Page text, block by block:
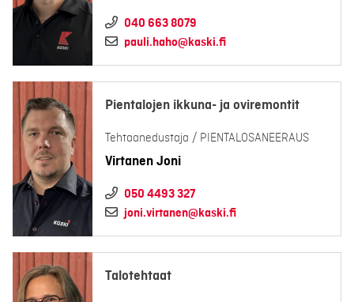
040 663 8079
pauli.haho@kaski.fi
Pientalojen ikkuna- ja oviremontit
Tehtaanedustaja / PIENTALOSANEERAUS
Virtanen Joni
050 4493 327
joni.virtanen@kaski.fi
Talotehtaat